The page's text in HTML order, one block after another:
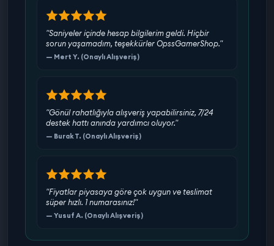
Hesabıma biri girer mi sorularından kafanızı
satın alın!
Hesap bilgileri değişebildiği için teslimattan sonra
maili değişen olduğu için bu teslimat sonrası
Fırsatı kaçırma, hemen Valorant hesabı satın al ve
oyun keyfini zirveye taşı! OpssGamerShop
"Saniyeler içinde hesap bilgilerim geldi. Hiçbir
sorun yaşamadım, teşekkürler OpssGamerShop."
— Mert Y. (Onaylı Alışveriş)
"Gönül rahatlığıyla alışveriş yapabilirsiniz, 7/24
destek hattı anında yardımcı oluyor."
— Burak T. (Onaylı Alışveriş)
"Fiyatlar piyasaya göre çok uygun ve teslimat
süper hızlı. 1 numarasınız!"
— Yusuf A. (Onaylı Alışveriş)